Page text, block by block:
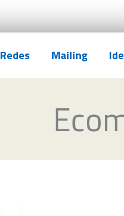
Redes Mailing